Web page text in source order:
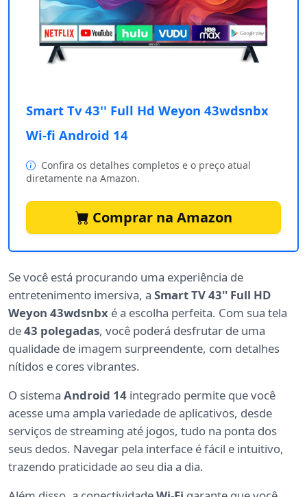
Smart Tv 43'' Full Hd Weyon 43wdsnbx
Wi-fi Android 14
Confira os detalhes completos e o preço atual
diretamente na Amazon.
Comprar na Amazon
Se você está procurando uma experiência de
entretenimento imersiva, a Smart TV 43'' Full HD
Weyon 43wdsnbx é a escolha perfeita. Com sua tela
de43 polegadas, você poderá desfrutar de uma
qualidade de imagem surpreendente, com detalhes
nítidos e cores vibrantes.
O sistema Android 14 integrado permite que você
acesse uma ampla variedade de aplicativos, desde
serviços de streaming até jogos, tudo na ponta dos
seus dedos. Navegar pela interface é fácil e intuitivo,
trazendo praticidade ao seu dia a dia.